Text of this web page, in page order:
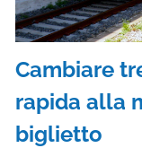
Cambiare
rapida alla
biglietto